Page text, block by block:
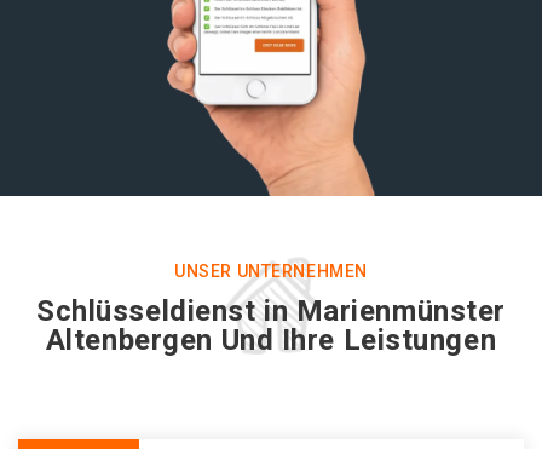
UNSER UNTERNEHMEN
Schlüsseldienst in Marienmünster
Altenbergen Und Ihre Leistungen